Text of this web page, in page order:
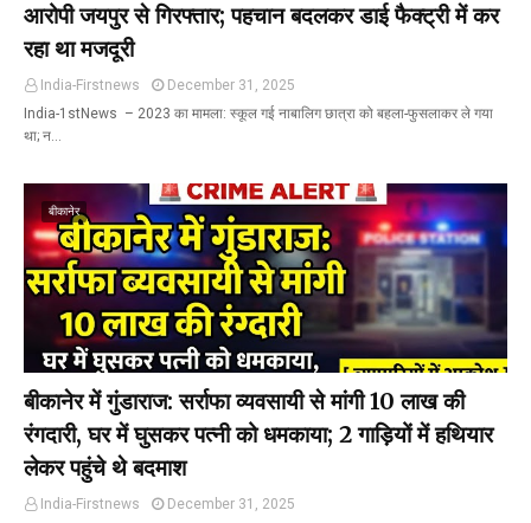
आरोपी जयपुर से गिरफ्तार; पहचान बदलकर डाई फैक्ट्री में कर
रहा था मजदूरी
India-Firstnews
December 31, 2025
India-1stNews ​ – 2023 का मामला: स्कूल गई नाबालिग छात्रा को बहला-फुसलाकर ले गया
था; न…
बीकानेर
बीकानेर में गुंडाराज: सर्राफा व्यवसायी से मांगी 10 लाख की
रंगदारी, घर में घुसकर पत्नी को धमकाया; 2 गाड़ियों में हथियार
लेकर पहुंचे थे बदमाश
India-Firstnews
December 31, 2025